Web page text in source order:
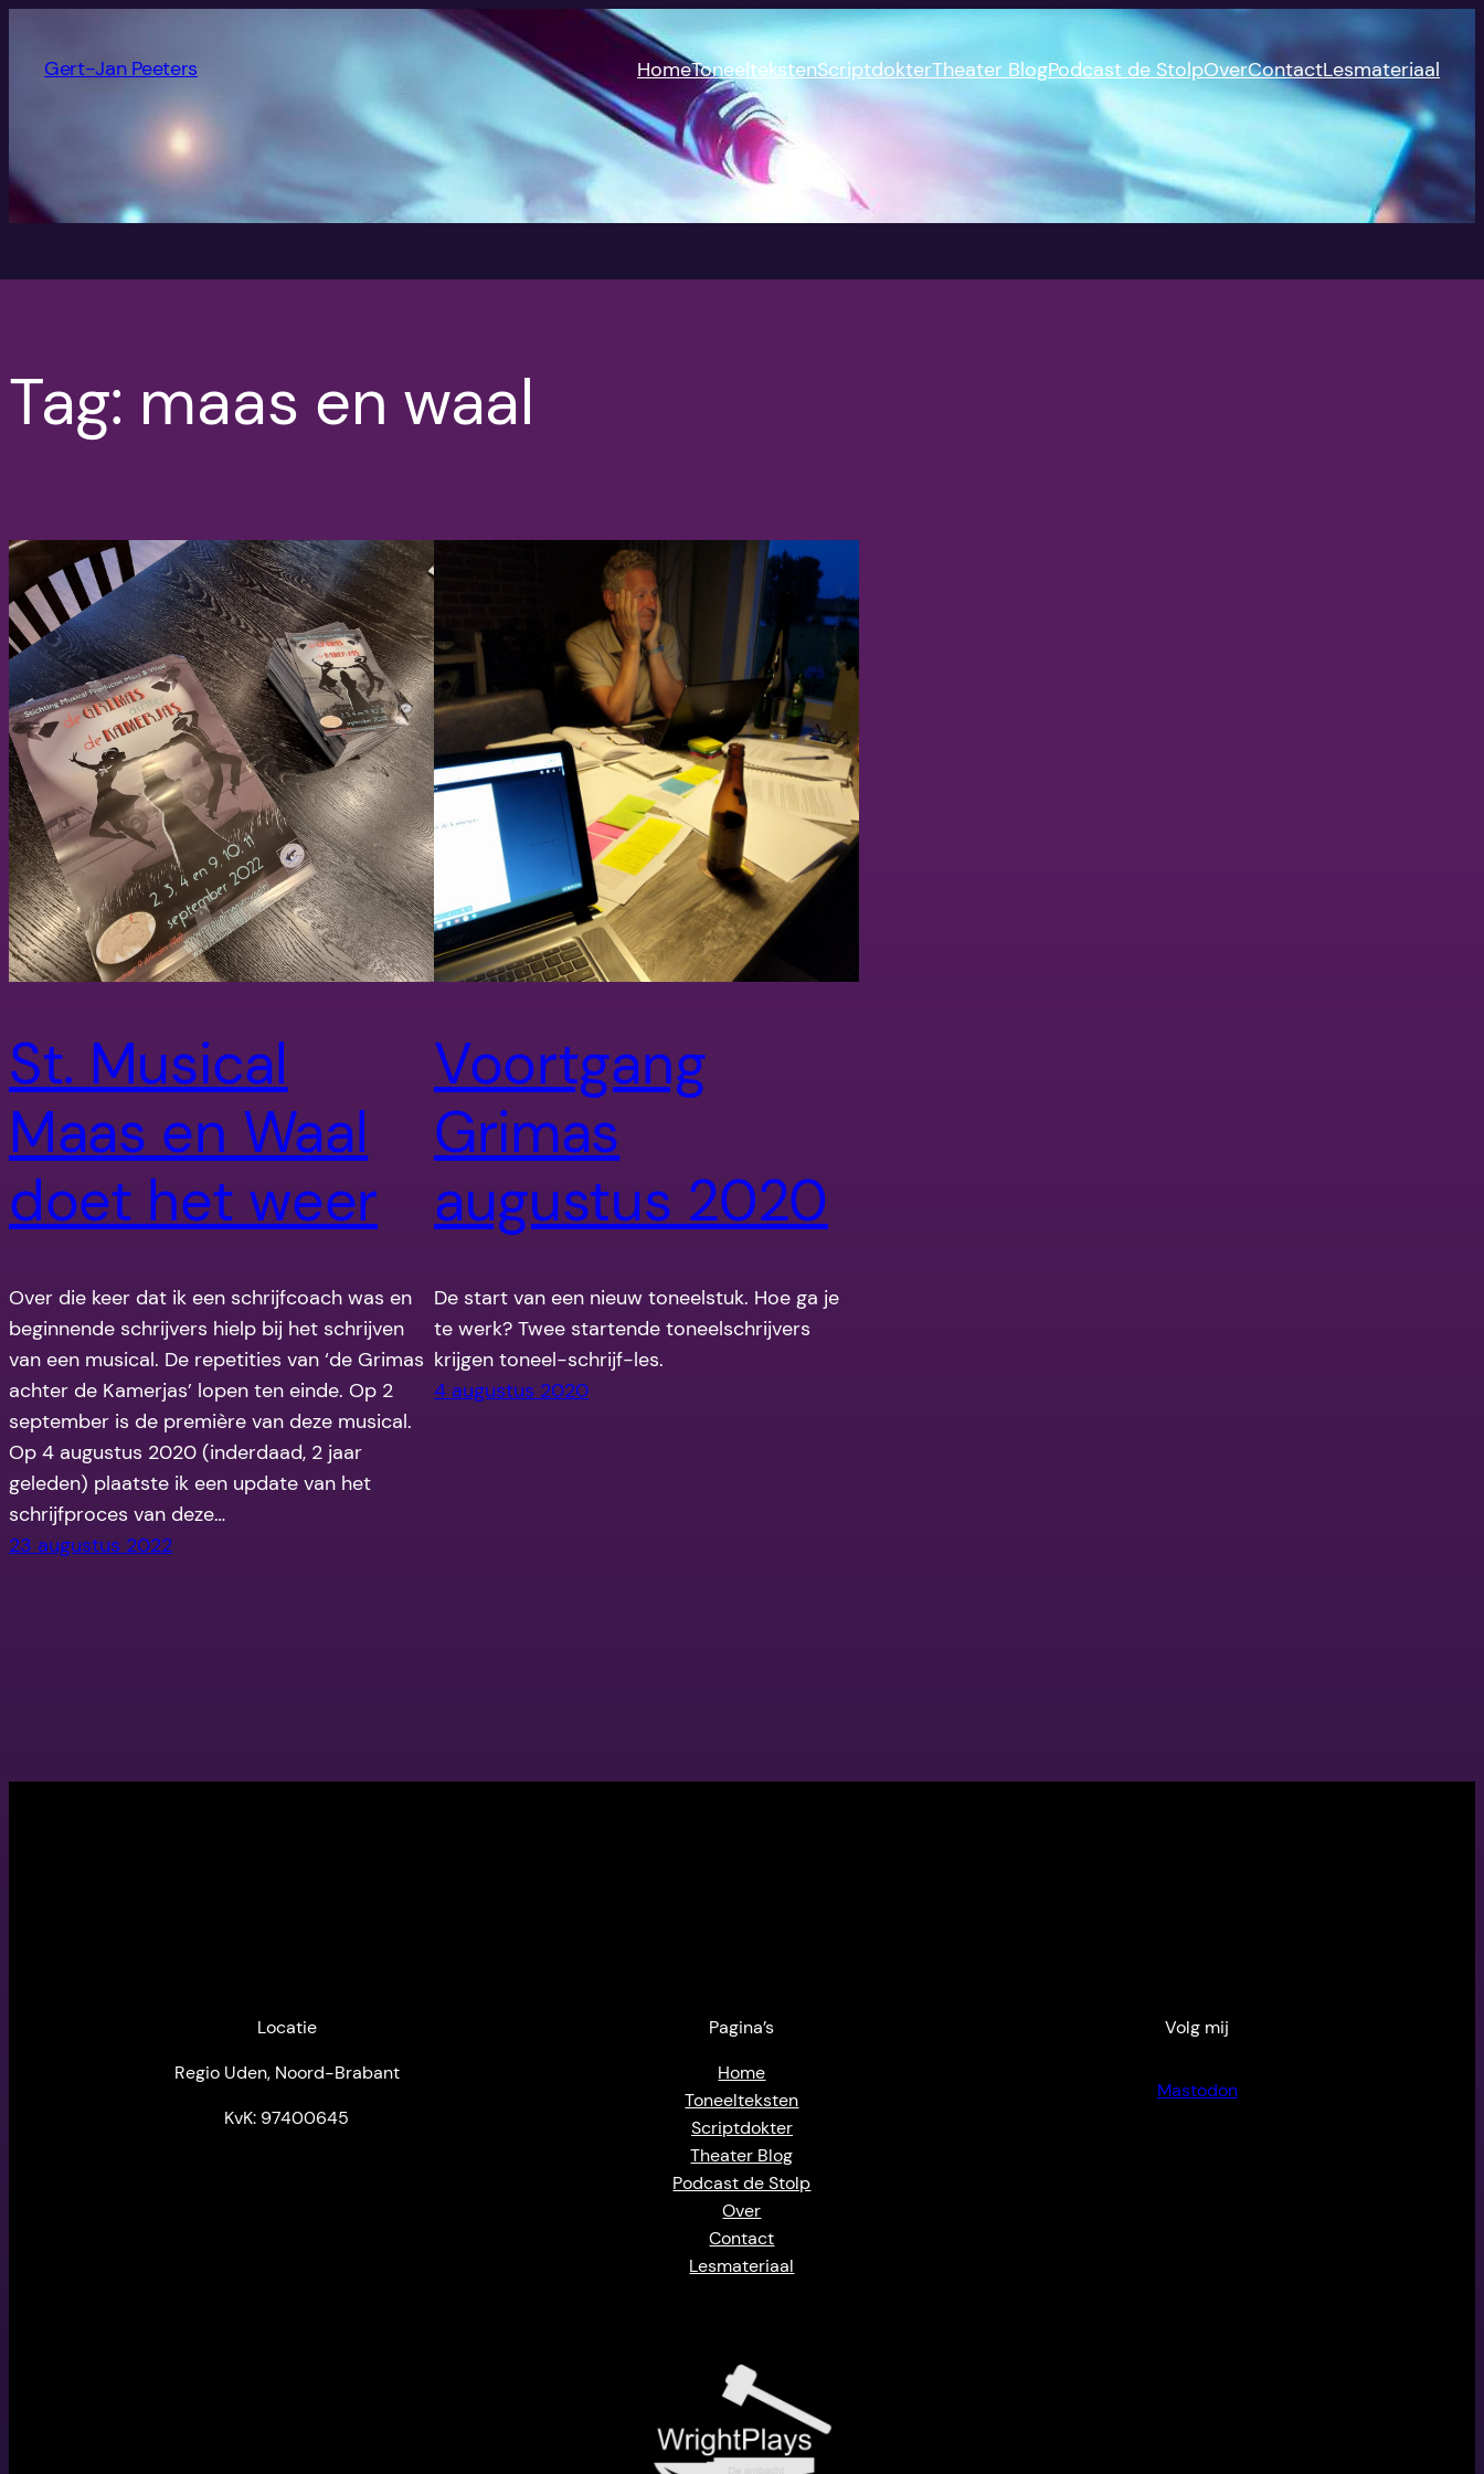
Gert-Jan Peeters HomeToneeltekstenScriptdokterTheater BlogPodcast de StolpOverContactLesmateriaal
Tag: maas en waal
St. Musical
Maas en Waal
doet het weer
Over die keer dat ik een schrijfcoach was en
beginnende schrijvers hielp bij het schrijven
van een musical. De repetities van ‘de Grimas
achter de Kamerjas’ lopen ten einde. Op 2
september is de première van deze musical.
Op 4 augustus 2020 (inderdaad, 2 jaar
geleden) plaatste ik een update van het
schrijfproces van deze…
23 augustus 2022
Voortgang
Grimas
augustus 2020
De start van een nieuw toneelstuk. Hoe ga je
te werk? Twee startende toneelschrijvers
krijgen toneel-schrijf-les.
4 augustus 2020
Locatie
Regio Uden, Noord-Brabant
KvK: 97400645
Pagina’s
Home
Toneelteksten
Scriptdokter
Theater Blog
Podcast de Stolp
Over
Contact
Lesmateriaal
Volg mij
Mastodon